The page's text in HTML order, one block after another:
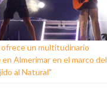
un multitudinario
Almerimar en el marco del
al Natural"